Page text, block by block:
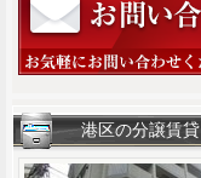
港区の分譲賃貸